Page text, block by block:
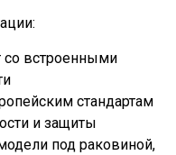
со встроенными
стандартам
и защиты
под раковиной,